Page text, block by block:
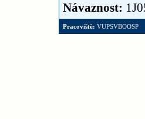
Návaznost:
Pracoviště: VUPSVBOOSP